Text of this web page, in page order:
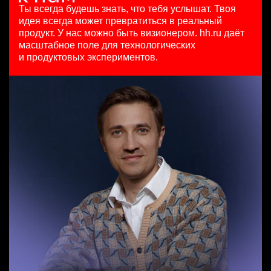
4 авг. 2026
150000 ₽
Санкт-Петербург
HeadHunter::Коммерческий департамент
Ташкент
Менеджер по продажам в сегменте малого и среднего
бизнеса
HeadHunter::Телефонные продажи
29 июл. 2026
450000 ₽
Москва
Продуктовый маркетолог b2b, брендинговые продукты
HeadHunter::Департамент маркетинга
20 июл. 2026
з/п не указана
Москва
Ты всегда будешь знать, что тебя услышат. Твоя
идея всегда может превратиться в реальный
продукт. У нас можно быть визионером. hh.ru даёт
масштабное поле для технологических
и продуктовых экспериментов.